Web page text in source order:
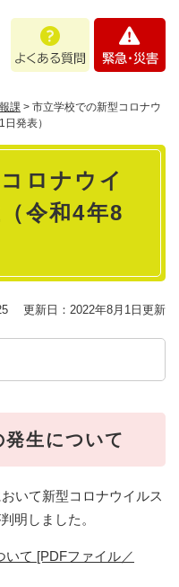
あ
問
・
課 > 市立学校での新型コロナウ
発表）
ロナウイ
令和4年8
更新日：2022年8月1日更新
生について
いて新型コロナウイルス
明しました。
て [PDFファイル／